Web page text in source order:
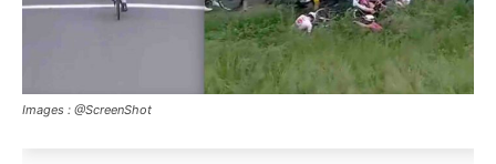
Images : @ScreenShot